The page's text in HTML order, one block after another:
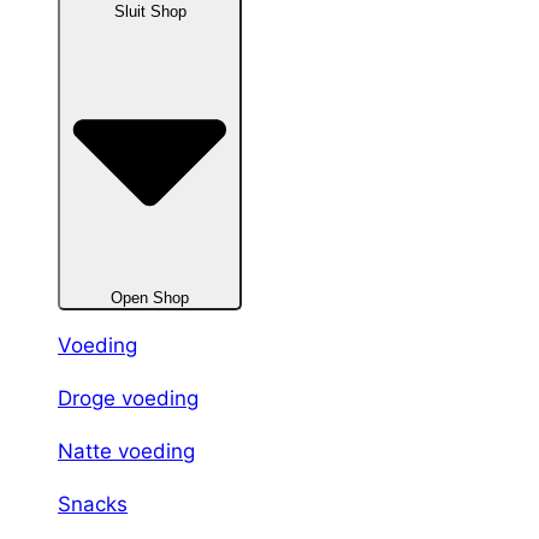
Sluit Shop
Open Shop
Voeding
Droge voeding
Natte voeding
Snacks